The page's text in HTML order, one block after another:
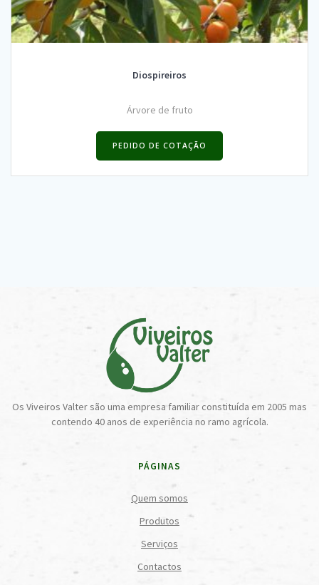
Diospireiros
Árvore de fruto
PEDIDO DE COTAÇÃO
Os Viveiros Valter são uma empresa familiar constituída em 2005 mas
contendo 40 anos de experiência no ramo agrícola.
PÁGINAS
Quem somos
Produtos
Serviços
Contactos